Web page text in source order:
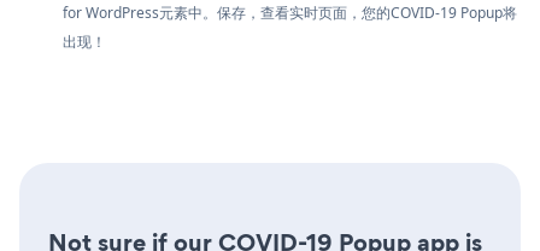
for WordPress元素中。保存，查看实时页面，您的COVID-19 Popup将
出现！
Not sure if our COVID-19 Popup app is